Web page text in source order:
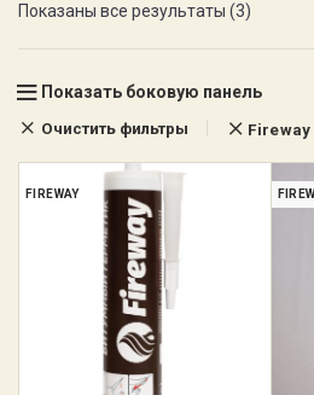
Показаны все результаты (3)
Показать боковую панель
Очистить фильтры Fireway
FIREWAY